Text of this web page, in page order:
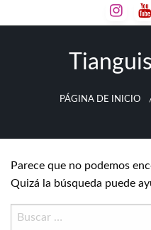
al
PÁGINA DE INICIO
Parece que no podemos
Quizá la búsqueda puede
Buscar: